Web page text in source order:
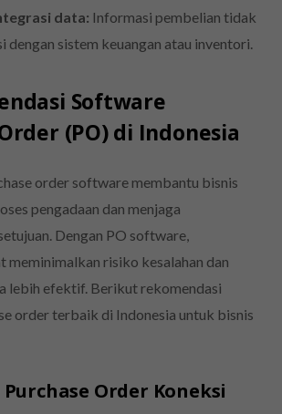
data: Informasi pembelian tidak
dengan sistem keuangan atau inventori.
Software
(PO) di Indonesia
order software membantu bisnis
pengadaan dan menjaga
Dengan PO software,
meminimalkan risiko kesalahan dan
lebih efektif. Berikut rekomendasi
order terbaik di Indonesia untuk bisnis
Order Koneksi